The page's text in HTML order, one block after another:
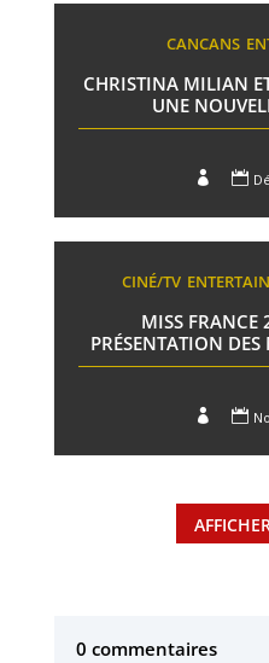
CANCANS
CHRISTINA MILIAN
UNE
 
CINÉ/TV
MISS FRANCE
PRÉSENTATION
 
0 commentaires